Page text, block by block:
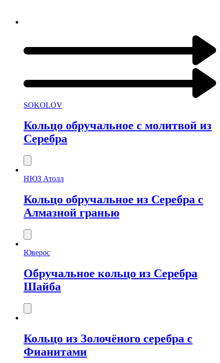
SOKOLOV
Кольцо обручальное с молитвой из
Серебра
НЮЗ Атолл
Кольцо обручальное из Серебра с
Алмазной гранью
Юверос
Обручальное кольцо из Серебра
Шайба
Кольцо из Золочёного серебра с
Фианитами